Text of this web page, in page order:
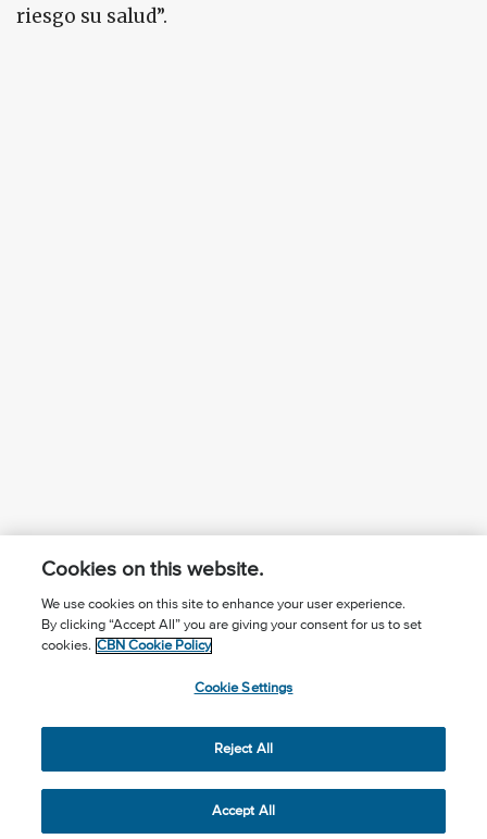
riesgo su salud”.
¿Conoces a Jesús?
Suscríbase al boletín
Seguir Mundo Cristiano
Terms of Use
Cookie Settings
© 2026 The Christian Broadcasting Network, Inc., A nonprofit
Cookies on this website.
We use cookies on this site to enhance your user experience.
By clicking “Accept All” you are giving your consent for us to set
cookies. CBN Cookie Policy
Cookie Settings
Reject All
Accept All